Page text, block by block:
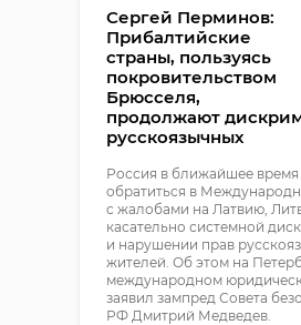
Сергей Перминов:
Прибалтийские
страны, пользуясь
покровительством
Брюсселя,
продолжают
русскоязычных
Россия в ближайшее время
обратиться в
с жалобами на Латвию,
касательно системной
и нарушении прав
жителей. Об этом на
международном
заявил зампред Совета
РФ Дмитрий Медведев.